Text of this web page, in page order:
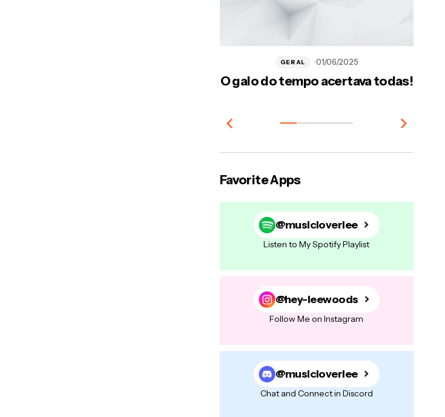
O galo do tempo acertava todas!
GERAL 01/06/2025
Favorite Apps
@musicloverlee
Listen to My Spotify Playlist
@hey-leewoods
Follow Me on Instagram
@musicloverlee
Chat and Connect in Discord